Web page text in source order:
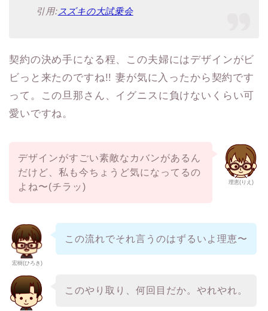
引用: スズキの大試乗会
契約の決め手になる程、この夫婦にはデザインがビ
ビっと来たのですね!! 妻が気に入ったから契約です
って。この旦那さん、イグニスに負けないくらい可
愛いですね。
理恵(りえ)
デザインがすごい素敵なカバンがあるん
だけど、私も今ちょうど気になってるの
よね〜(チラッ)
宏樹(ひろき)
この流れでそれ言うのはずるいよ理恵〜
このやり取り、何回目だか。やれやれ。